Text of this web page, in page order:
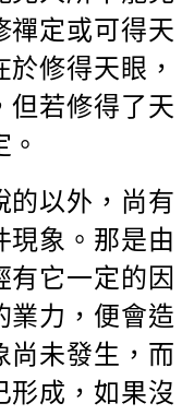
禪定或可得天
修得天眼，
但若修得了天
的以外，尚有
現象。那是由
有它一定的因
業力，便會造
尚未發生，而
形成，如果沒